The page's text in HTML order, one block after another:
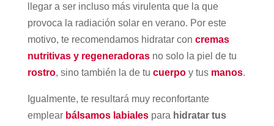
llegar a ser incluso más virulenta que la que
provoca la radiación solar en verano. Por este
motivo, te recomendamos hidratar con cremas
nutritivas y regeneradorasno solo la piel de tu
rostro, sino también la de tu cuerpoy tus manos.
Igualmente, te resultará muy reconfortante
emplear bálsamos labialespara hidratar tus